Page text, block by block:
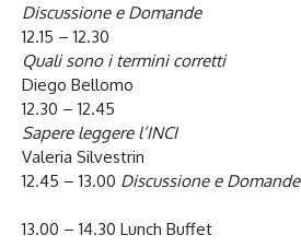
Discussione e Domande
12.15 – 12.30
Quali sono i termini corretti
Diego Bellomo
12.30 – 12.45
Sapere leggere l’INCI
Valeria Silvestrin
12.45 – 13.00 Discussione e Domande
13.00 – 14.30 Lunch Buffet